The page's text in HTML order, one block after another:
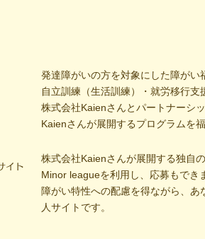
発達障がいの方を対象にした障がい
自立訓練（生活訓練）・就労移行
株式会社Kaienさんとパートナーシ
Kaienさんが展開するプログラムを
イト
株式会社Kaienさんが展開する独自
Minor leagueを利用し、応募もでき
障がい特性への配慮を得ながら、
人サイトです。